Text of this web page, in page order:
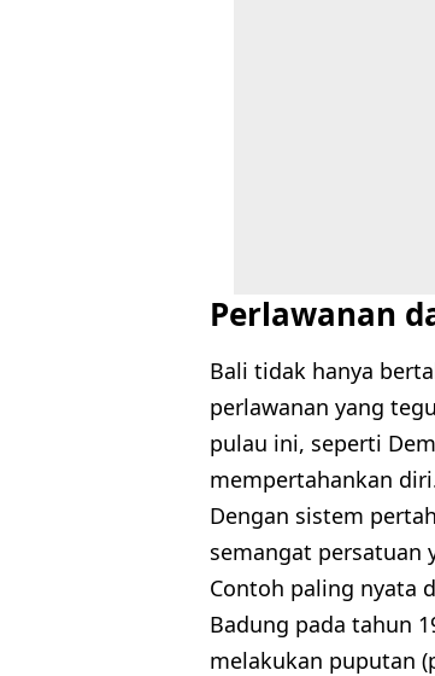
Perlawanan
Bali tidak hanya
perlawanan yang
pulau ini, seperti
mempertahankan
Dengan sistem
semangat persatuan
Contoh paling nyata
Badung pada tahun
melakukan puputan